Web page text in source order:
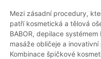
Mezi zásadní procedury,
patří kosmetická a tělová
BABOR, depilace
masáže obličeje a
Kombinace špičkové